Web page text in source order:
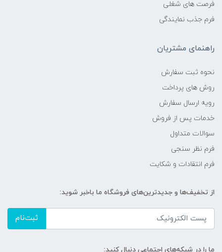
فرصت های شغلی
فرم جذب نمایندگی
راهنمای مشتریان
نحوه ثبت سفارش
روش های پرداخت
رویه ارسال سفارش
خدمات پس از فروش
سوالات متداول
فرم نظر سنجی
فرم انتقادات و شکایت
از تخفیف‌ها و جدیدترین‌های فروشگاه ما باخبر شوید:
ثبت‌نام
ما را در شبکه‌های اجتماعی دنبال کنید: